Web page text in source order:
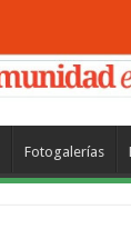
Fotogalerías